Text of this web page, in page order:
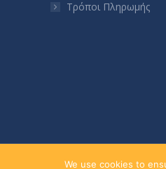
Τρόποι Πληρωμής
© Lime Technology IKE. All
We use cookies to